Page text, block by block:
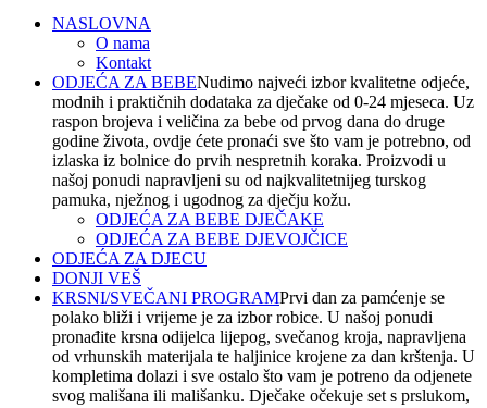
NASLOVNA
O nama
Kontakt
ODJEĆA ZA BEBENudimo najveći izbor kvalitetne odjeće,
modnih i praktičnih dodataka za dječake od 0-24 mjeseca. Uz
raspon brojeva i veličina za bebe od prvog dana do druge
godine života, ovdje ćete pronaći sve što vam je potrebno, od
izlaska iz bolnice do prvih nespretnih koraka. Proizvodi u
našoj ponudi napravljeni su od najkvalitetnijeg turskog
pamuka, nježnog i ugodnog za dječju kožu.
ODJEĆA ZA BEBE DJEČAKE
ODJEĆA ZA BEBE DJEVOJČICE
ODJEĆA ZA DJECU
DONJI VEŠ
KRSNI/SVEČANI PROGRAMPrvi dan za pamćenje se
polako bliži i vrijeme je za izbor robice. U našoj ponudi
pronađite krsna odijelca lijepog, svečanog kroja, napravljena
od vrhunskih materijala te haljinice krojene za dan krštenja. U
kompletima dolazi i sve ostalo što vam je potreno da odjenete
svog mališana ili mališanku. Dječake očekuje set s prslukom,